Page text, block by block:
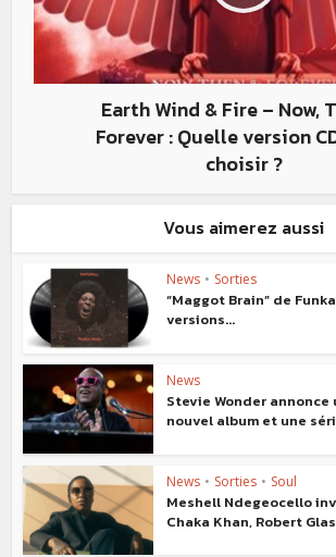
Earth Wind & Fire – Now,
Forever : Quelle version
choisir ?
Vous aimerez aussi
News • Sorties
“Maggot Brain” de
versions...
News
Stevie Wonder annonce
nouvel album et une
News • Sorties • Soul
Meshell Ndegeocello
Chaka Khan, Robert